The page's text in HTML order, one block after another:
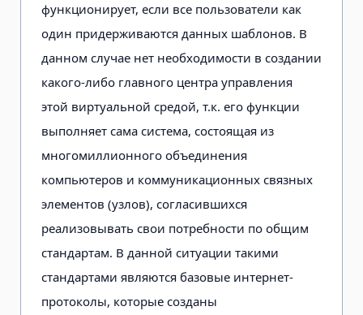
функционирует, если все пользователи как
один придерживаются данных шаблонов. В
данном случае нет необходимости в создании
какого-либо главного центра управления
этой виртуальной средой, т.к. его функции
выполняет сама система, состоящая из
многомиллионного объединения
компьютеров и коммуникационных связных
элементов (узлов), согласившихся
реализовывать свои потребности по общим
стандартам. В данной ситуации такими
стандартами являются базовые интернет-
протоколы, которые созданы